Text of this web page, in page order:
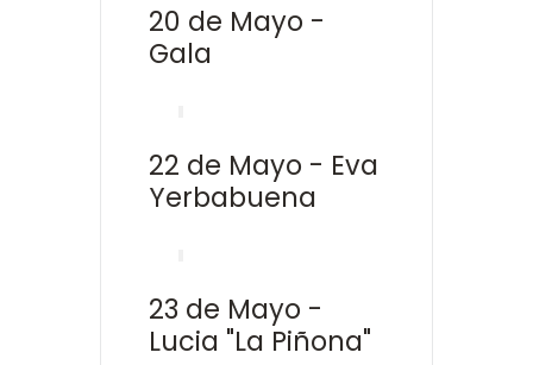
20 de Mayo -
Gala
22 de Mayo - Eva
Yerbabuena
23 de Mayo -
Lucia "La Piñona"